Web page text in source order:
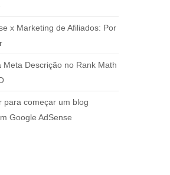
x Marketing de Afiliados: Por
Meta Descrição no Rank Math
para começar um blog
Google AdSense